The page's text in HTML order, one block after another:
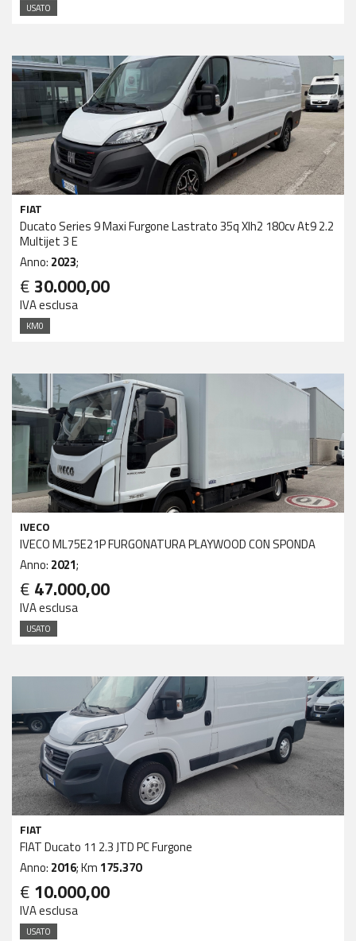
USATO
FIAT
Ducato Series 9 Maxi Furgone Lastrato 35q Xlh2 180cv At9 2.2
Multijet 3 E
Anno: 2023;
€ 30.000,00
IVA esclusa
KM0
IVECO
IVECO ML75E21P FURGONATURA PLAYWOOD CON SPONDA
Anno: 2021;
€ 47.000,00
IVA esclusa
USATO
FIAT
FIAT Ducato 11 2.3 JTD PC Furgone
Anno: 2016; Km 175.370
€ 10.000,00
IVA esclusa
USATO